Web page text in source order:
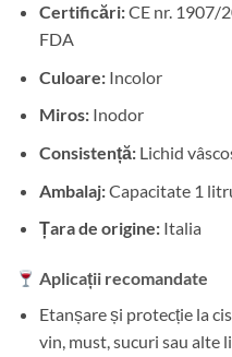
Certificări:CE nr. 1907/
FDA
Culoare:Incolor
Miros:Inodor
Consistență:Lichid
Ambalaj:Capacitate 1
Țara de origine:Italia
Aplicații recomandate
Etanșare și protecție la
vin, must, sucuri sau alte